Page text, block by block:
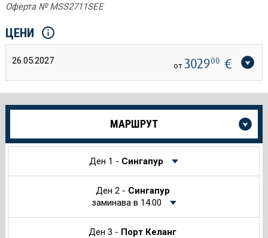
Оферта № MSS2711SEE
ЦЕНИ
26.05.2027 от 302900 €
Още
за
МАРШРУТ
Ден 1 - Сингапур
Ден 2 - Сингапур
заминава в 14:00
Ден 3 - Порт Келанг